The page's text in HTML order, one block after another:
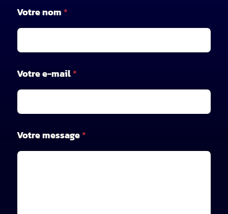
-
m
a
i
V
o
t
e
o
t
r
Votre nom *
Votre e-mail*
Votre message*